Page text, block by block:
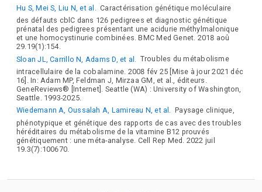
Hu S, Mei S, Liu N, et al. Caractérisation génétique moléculaire
des défauts cblC dans 126 pedigrees et diagnostic génétique
prénatal des pedigrees présentant une acidurie méthylmalonique
et une homocystinurie combinées. BMC Med Genet. 2018 aoû
29.19(1):154.
Sloan JL, Carrillo N, Adams D, et al.
Troubles du métabolisme
intracellulaire de la cobalamine. 2008 fév 25 [Mise à jour 2021 déc
16]. In: Adam MP, Feldman J, Mirzaa GM, et al., éditeurs.
GeneReviews® [Internet]. Seattle (WA) : University of Washington,
Seattle. 1993-2025.
Wiedemann A, Oussalah A, Lamireau N, et al. Paysage clinique,
phénotypique et génétique des rapports de cas avec des troubles
héréditaires du métabolisme de la vitamine B12 prouvés
génétiquement : une méta-analyse. Cell Rep Med. 2022 juil
19.3(7):100670.